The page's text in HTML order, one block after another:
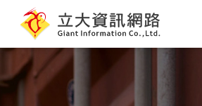
立大20幾年資歷，